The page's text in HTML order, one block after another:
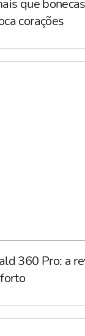
que
corações
360 Pro: a